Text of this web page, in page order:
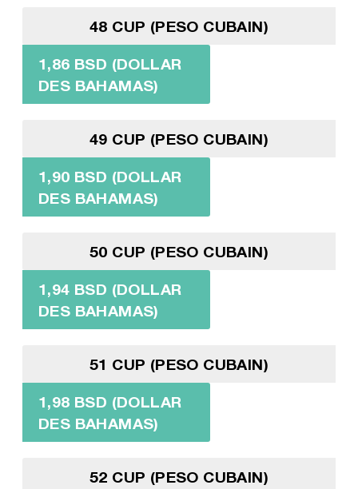
48 CUP (PESO CUBAIN)
1,86 BSD (DOLLAR
DES BAHAMAS)
49 CUP (PESO CUBAIN)
1,90 BSD (DOLLAR
DES BAHAMAS)
50 CUP (PESO CUBAIN)
1,94 BSD (DOLLAR
DES BAHAMAS)
51 CUP (PESO CUBAIN)
1,98 BSD (DOLLAR
DES BAHAMAS)
52 CUP (PESO CUBAIN)